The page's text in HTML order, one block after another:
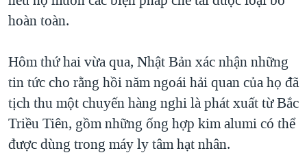
hoàn toàn.
Hôm thứ hai vừa qua, Nhật Bản xác nhận những
tin tức cho rằng hồi năm ngoái hải quan của họ đã
tịch thu một chuyến hàng nghi là phát xuất từ Bắc
Triều Tiên, gồm những ống hợp kim alumi có thể
được dùng trong máy ly tâm hạt nhân.